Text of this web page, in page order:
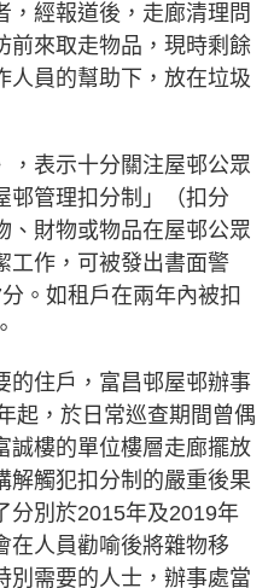
，經報道後，走廊清理問
前來取走物品，現時剩餘
人員的幫助下，放在垃圾
，表示十分關注屋邨公眾
邨管理扣分制」（扣分
、財物或物品在屋邨公眾
工作，可被發出書面警
。如租戶在兩年內被扣
的住戶，富昌邨屋邨辦事
起，於日常巡查期間曾偶
誠樓的單位樓層走廊擺放
解觸犯扣分制的嚴重後果
分別於2015年及2019年
在人員勸喻後將雜物移
別需要的人士，辦事處當